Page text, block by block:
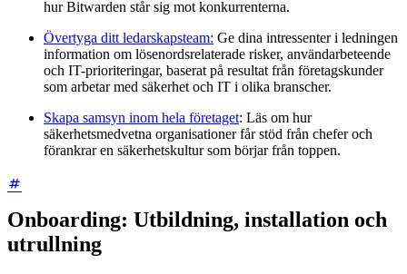
hur Bitwarden står sig mot konkurrenterna.
Övertyga ditt ledarskapsteam: Ge dina intressenter i ledningen
information om lösenordsrelaterade risker, användarbeteende
och IT-prioriteringar, baserat på resultat från företagskunder
som arbetar med säkerhet och IT i olika branscher.
Skapa samsyn inom hela företaget: Läs om hur
säkerhetsmedvetna organisationer får stöd från chefer och
förankrar en säkerhetskultur som börjar från toppen.
Onboarding: Utbildning, installation och
utrullning